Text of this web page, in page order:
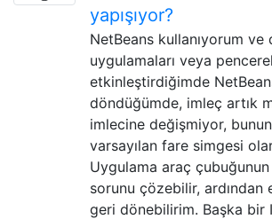
yapışıyor?
NetBeans kullanıyorum ve
uygulamaları veya
etkinleştirdiğimde
döndüğümde, imleç artık
imlecine değişmiyor,
varsayılan fare simgesi
Uygulama araç
sorunu çözebilir, ardından
geri dönebilirim. Başka bir